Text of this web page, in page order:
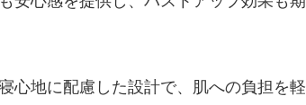
心地に配慮した設計で、肌への負担を軽